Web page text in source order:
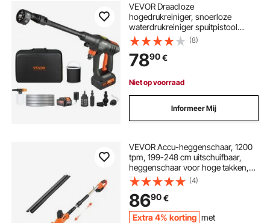
VEVOR Draadloze
hogedrukreiniger, snoerloze
waterdrukreiniger spuitpistool
(250W 21V, 50bar, voor mobiele
reiniging en irrigatie, 4L/min,
inclusief accessoires en oplader)
(8)
7890€
Niet op voorraad
Informeer Mij
VEVOR Accu-heggenschaar, 1200
tpm, 199-248 cm uitschuifbaar,
heggenschaar voor hoge takken,
20 V accu, snoerloze elektrische
heggenschaar met 51 cm mes, 5
hoeken verstelbaar voor tuin en erf
(4)
8690€
Extra 4% korting met